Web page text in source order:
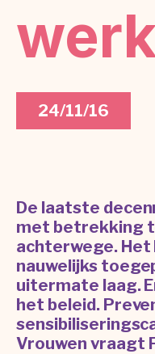
24/11/16
De laatste
met betrekking
achterwege. Het
nauwelijks
uitermate laag.
het beleid.
Vrouwen vraagt